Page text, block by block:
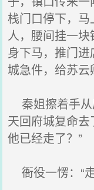
栈门口停下，
人，腰间挂一
身下马，推门
城急件，给苏云
秦姐擦着手从
天回府城复命
他已经走了？”
衙役一愣：“